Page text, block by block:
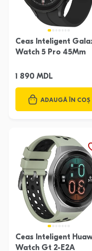
Ceas Inteligent
Watch 5 Pro 45Mm
1 890 MDL
ADAUGĂ ÎN COȘ
Ceas Inteligent
Watch Gt 2-E2A